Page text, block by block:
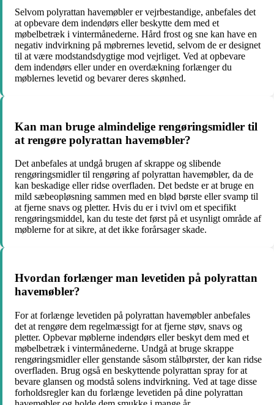
Selvom polyrattan havemøbler er vejrbestandige, anbefales det
at opbevare dem indendørs eller beskytte dem med et
møbelbetræk i vintermånederne. Hård frost og sne kan have en
negativ indvirkning på møbrernes levetid, selvom de er designet
til at være modstandsdygtige mod vejrliget. Ved at opbevare
dem indendørs eller under en overdækning forlænger du
møblernes levetid og bevarer deres skønhed.
Kan man bruge almindelige rengøringsmidler til
at rengøre polyrattan havemøbler?
Det anbefales at undgå brugen af skrappe og slibende
rengøringsmidler til rengøring af polyrattan havemøbler, da de
kan beskadige eller ridse overfladen. Det bedste er at bruge en
mild sæbeopløsning sammen med en blød børste eller svamp til
at fjerne snavs og pletter. Hvis du er i tvivl om et specifikt
rengøringsmiddel, kan du teste det først på et usynligt område af
møblerne for at sikre, at det ikke forårsager skade.
Hvordan forlænger man levetiden på polyrattan
havemøbler?
For at forlænge levetiden på polyrattan havemøbler anbefales
det at rengøre dem regelmæssigt for at fjerne støv, snavs og
pletter. Opbevar møblerne indendørs eller beskyt dem med et
møbelbetræk i vintermånederne. Undgå at bruge skrappe
rengøringsmidler eller genstande såsom stålbørster, der kan ridse
overfladen. Brug også en beskyttende polyrattan spray for at
bevare glansen og modstå solens indvirkning. Ved at tage disse
forholdsregler kan du forlænge levetiden på dine polyrattan